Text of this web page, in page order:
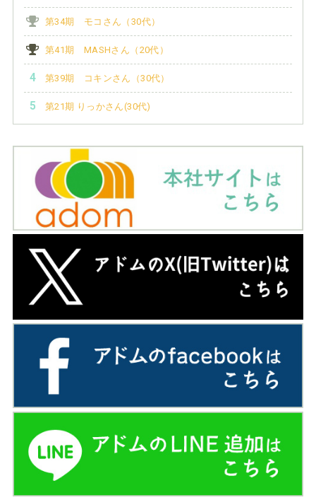
第34期 モコさん（30代）
第41期 MASHさん（20代）
第39期 コキンさん（30代）
第21期 りっかさん(30代)